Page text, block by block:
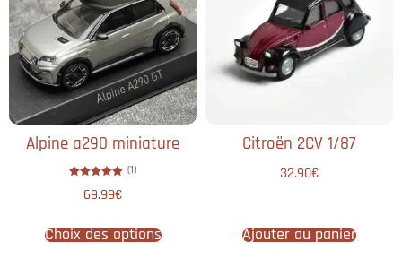
Alpine a290 miniature
5.00
(1)
69.99€
Choix des options
Citroën 2CV 1/87
32.90€
Ajouter au panier